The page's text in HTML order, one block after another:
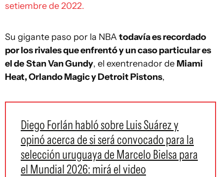
setiembre de 2022.
Su gigante paso por la NBAtodavía es recordado
por los rivales que enfrentó y un caso particular es
el deStan Van Gundy, el exentrenador de Miami
Heat, Orlando Magic y Detroit Pistons,
Diego Forlán habló sobre Luis Suárez y
opinó acerca de si será convocado para la
selección uruguaya de Marcelo Bielsa para
el Mundial 2026: mirá el video